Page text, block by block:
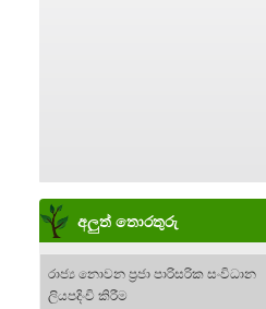
අලුත් තොරතුරු
රාජ්‍ය නොවන ප්‍රජා පාරිසරික සංවිධාන
ලියපදිංචි කිරීම